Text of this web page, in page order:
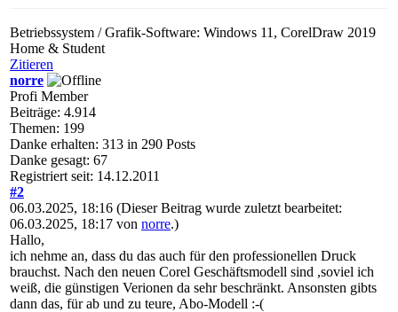
Betriebssystem / Grafik-Software: Windows 11, CorelDraw 2019
Home & Student
Zitieren
norre
Profi Member
Beiträge: 4.914
Themen: 199
Danke erhalten: 313 in 290 Posts
Danke gesagt: 67
Registriert seit: 14.12.2011
#2
06.03.2025, 18:16 (Dieser Beitrag wurde zuletzt bearbeitet:
06.03.2025, 18:17 von norre.)
Hallo,
ich nehme an, dass du das auch für den professionellen Druck
brauchst. Nach den neuen Corel Geschäftsmodell sind ,soviel ich
weiß, die günstigen Verionen da sehr beschränkt. Ansonsten gibts
dann das, für ab und zu teure, Abo-Modell :-(